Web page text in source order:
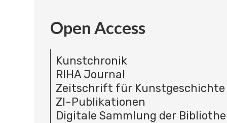
Open Access
Kunstchronik
RIHA Journal
Zeitschrift für Kunstgeschichte
ZI-Publikationen
Digitale Sammlung der